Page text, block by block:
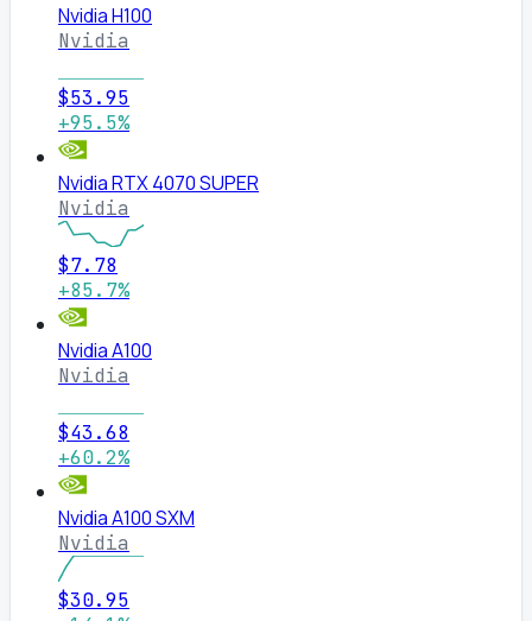
Nvidia H100
Nvidia
$53.95
+95.5%
Nvidia RTX 4070 SUPER
Nvidia
$7.78
+85.7%
Nvidia A100
Nvidia
$43.68
+60.2%
Nvidia A100 SXM
Nvidia
$30.95